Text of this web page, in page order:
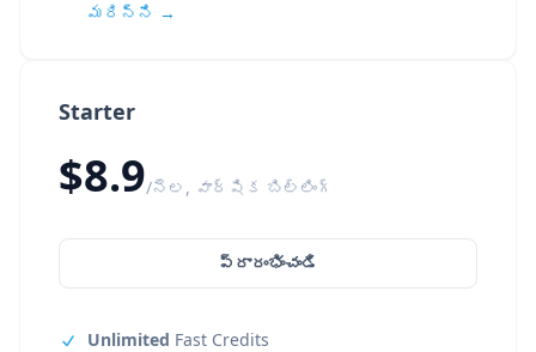
Starter
$8.9/నెల, వార్షిక బిల్లింగ్
ప్రారంభించండి
Unlimited Fast Credits
మరిన్ని →